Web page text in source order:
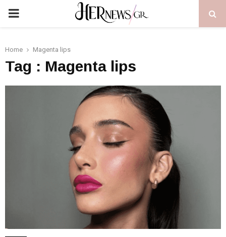
PRIMARY
Home Μagenta lips
Tag : Μagenta lips